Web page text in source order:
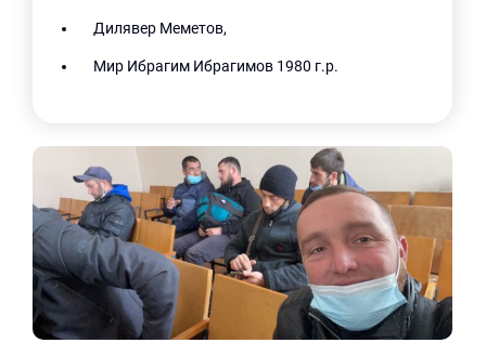
Дилявер Меметов,
Мир Ибрагим Ибрагимов 1980 г.р.